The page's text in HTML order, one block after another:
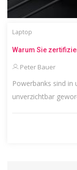
Laptop
Warum Sie
Peter Bauer
Powerbanks sind in
unverzichtbar